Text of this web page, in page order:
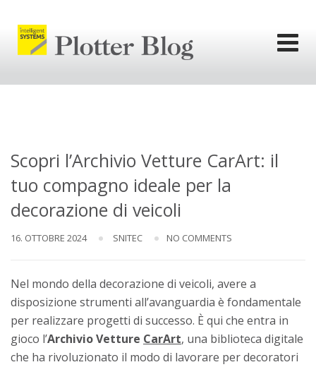
content
Scopri l’Archivio Vetture CarArt: il
tuo compagno ideale per la
decorazione di veicoli
16. OTTOBRE 2024 SNITEC NO COMMENTS
Nel mondo della decorazione di veicoli, avere a
disposizione strumenti all’avanguardia è fondamentale
per realizzare progetti di successo. È qui che entra in
gioco l’Archivio Vetture CarArt, una biblioteca digitale
che ha rivoluzionato il modo di lavorare per decoratori